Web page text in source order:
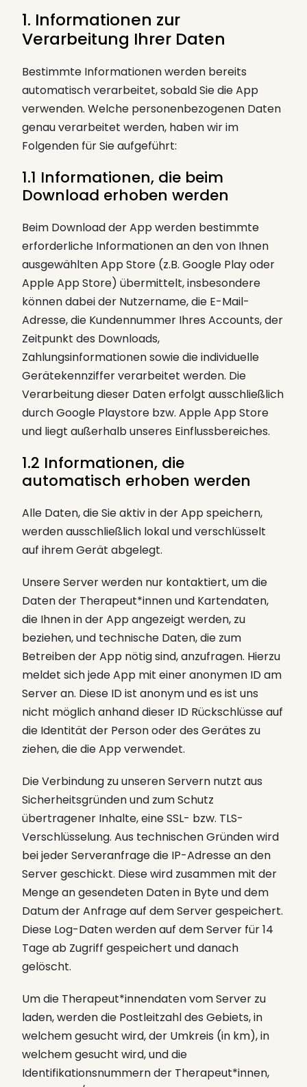
1. Informationen zur
Verarbeitung Ihrer Daten
Bestimmte Informationen werden bereits
automatisch verarbeitet, sobald Sie die App
verwenden. Welche personenbezogenen Daten
genau verarbeitet werden, haben wir im
Folgenden für Sie aufgeführt:
1.1 Informationen, die beim
Download erhoben werden
Beim Download der App werden bestimmte
erforderliche Informationen an den von Ihnen
ausgewählten App Store (z.B. Google Play oder
Apple App Store) übermittelt, insbesondere
können dabei der Nutzername, die E-Mail-
Adresse, die Kundennummer Ihres Accounts, der
Zeitpunkt des Downloads,
Zahlungsinformationen sowie die individuelle
Gerätekennziffer verarbeitet werden. Die
Verarbeitung dieser Daten erfolgt ausschließlich
durch Google Playstore bzw. Apple App Store
und liegt außerhalb unseres Einflussbereiches.
1.2 Informationen, die
automatisch erhoben werden
Alle Daten, die Sie aktiv in der App speichern,
werden ausschließlich lokal und verschlüsselt
auf ihrem Gerät abgelegt.
Unsere Server werden nur kontaktiert, um die
Daten der Therapeut*innen und Kartendaten,
die Ihnen in der App angezeigt werden, zu
beziehen, und technische Daten, die zum
Betreiben der App nötig sind, anzufragen. Hierzu
meldet sich jede App mit einer anonymen ID am
Server an. Diese ID ist anonym und es ist uns
nicht möglich anhand dieser ID Rückschlüsse auf
die Identität der Person oder des Gerätes zu
ziehen, die die App verwendet.
Die Verbindung zu unseren Servern nutzt aus
Sicherheitsgründen und zum Schutz
übertragener Inhalte, eine SSL- bzw. TLS-
Verschlüsselung. Aus technischen Gründen wird
bei jeder Serveranfrage die IP-Adresse an den
Server geschickt. Diese wird zusammen mit der
Menge an gesendeten Daten in Byte und dem
Datum der Anfrage auf dem Server gespeichert.
Diese Log-Daten werden auf dem Server für 14
Tage ab Zugriff gespeichert und danach
gelöscht.
Um die Therapeut*innendaten vom Server zu
laden, werden die Postleitzahl des Gebiets, in
welchem gesucht wird, der Umkreis (in km), in
welchem gesucht wird, und die
Identifikationsnummern der Therapeut*innen,